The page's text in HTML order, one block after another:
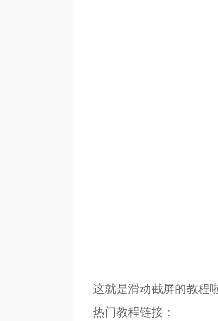
这就是滑动截屏的教程
热门教程链接：